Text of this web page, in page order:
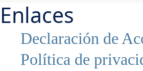
Enlaces
Declaración de
Política de